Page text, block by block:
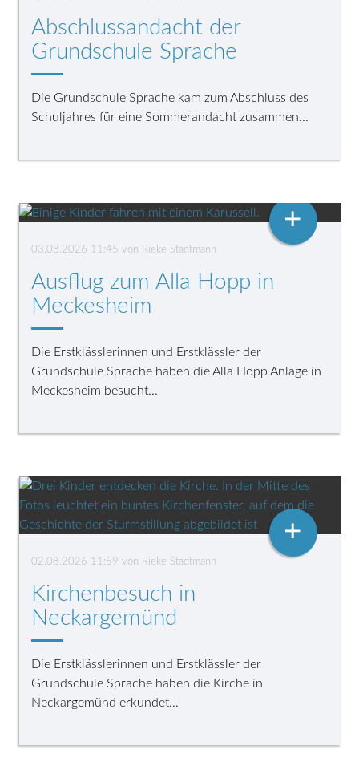
Abschlussandacht der
Grundschule Sprache
Die Grundschule Sprache kam zum Abschluss des
Schuljahres für eine Sommerandacht zusammen...
03.08.2026 11:45 von Rieke Stadtmann
Ausflug zum Alla Hopp in
Meckesheim
Die Erstklässlerinnen und Erstklässler der
Grundschule Sprache haben die Alla Hopp Anlage in
Meckesheim besucht...
+
02.08.2026 11:59 von Rieke Stadtmann
Kirchenbesuch in
Neckargemünd
Die Erstklässlerinnen und Erstklässler der
Grundschule Sprache haben die Kirche in
Neckargemünd erkundet...
+